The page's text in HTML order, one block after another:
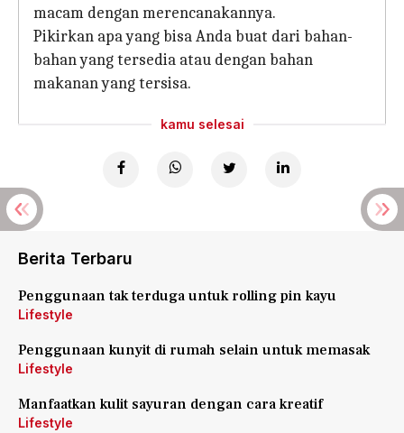
macam dengan merencanakannya.
Pikirkan apa yang bisa Anda buat dari bahan-
bahan yang tersedia atau dengan bahan
makanan yang tersisa.
kamu selesai
Berita Terbaru
Penggunaan tak terduga untuk rolling pin kayu
Lifestyle
Penggunaan kunyit di rumah selain untuk memasak
Lifestyle
Manfaatkan kulit sayuran dengan cara kreatif
Lifestyle